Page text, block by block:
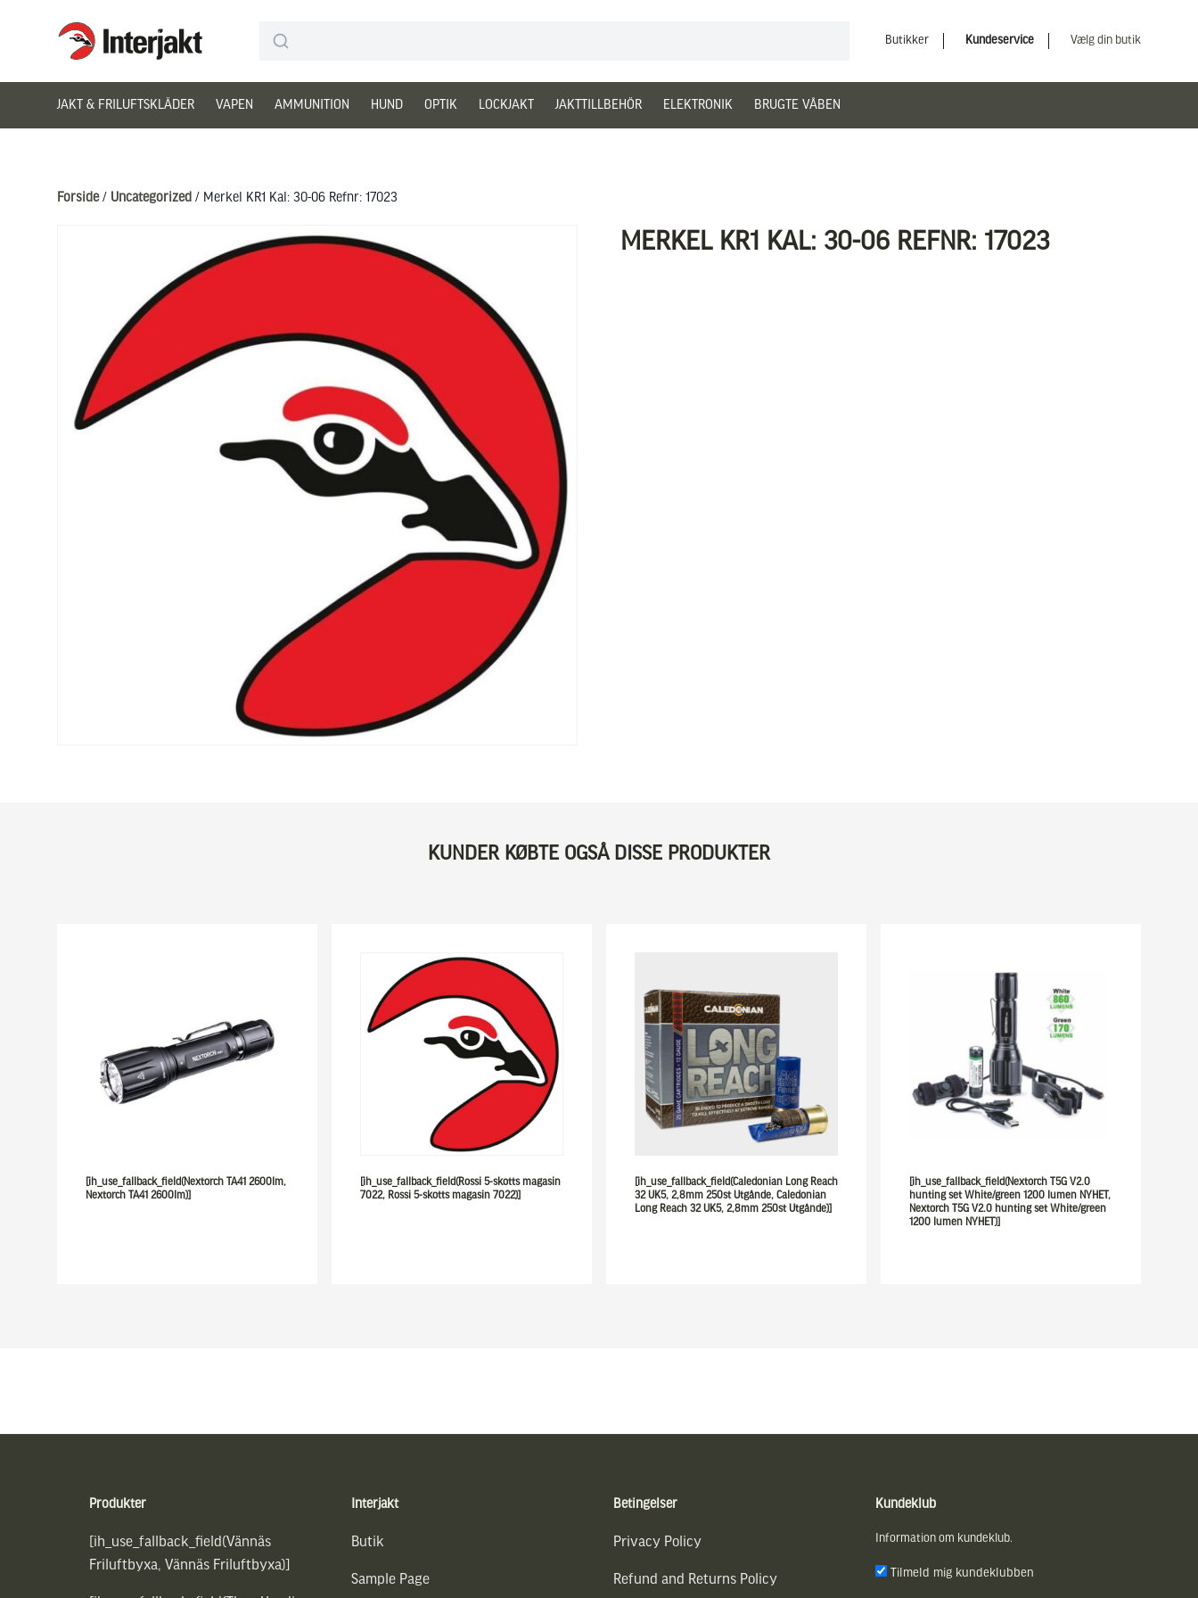
Interjakt DK
Butikker Kundeservice Vælg din butik
JAKT & FRILUFTSKLÄDER VAPEN AMMUNITION HUND OPTIK LOCKJAKT JAKTTILLBEHÖR ELEKTRONIK BRUGTE VÅBEN
Forside/ Uncategorized / Merkel KR1 Kal: 30-06 Refnr: 17023
MERKEL KR1 KAL: 30-06 REFNR: 17023
KUNDER KØBTE OGSÅ DISSE PRODUKTER
[ih_use_fallback_field(Nextorch TA41 2600lm,
Nextorch TA41 2600lm)]
[ih_use_fallback_field(Rossi 5-skotts magasin
7022, Rossi 5-skotts magasin 7022)]
[ih_use_fallback_field(Caledonian Long Reach
32 UK5, 2,8mm 250st Utgånde, Caledonian
Long Reach 32 UK5, 2,8mm 250st Utgånde)]
[ih_use_fallback_field(Nextorch T5G V2.0
hunting set White/green 1200 lumen NYHET,
Nextorch T5G V2.0 hunting set White/green
1200 lumen NYHET)]
Produkter
[ih_use_fallback_field(Vännäs
Friluftbyxa, Vännäs Friluftbyxa)]
Interjakt
Butik
Sample Page
Betingelser
Privacy Policy
Refund and Returns Policy
Kundeklub
Information om kundeklub.
Tilmeld mig kundeklubben